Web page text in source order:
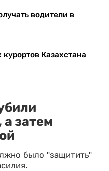
водители в
Казахстана
затем
было "защитить"